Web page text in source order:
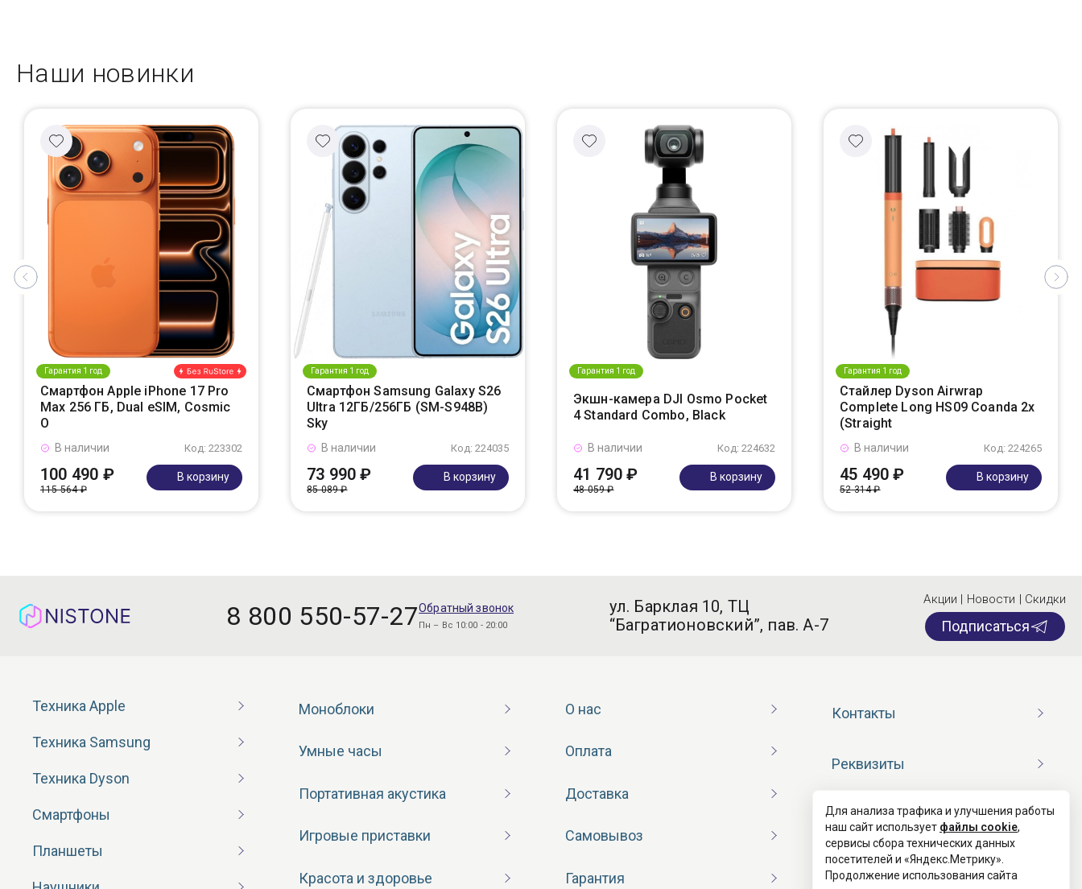
Наши новинки
Гарантия 1 год
Смартфон Apple iPhone 17 Pro
Max 256 ГБ, Dual eSIM, Cosmic
O
Код: 223302
В наличии
100 490 ₽
115 564 ₽
В корзину
Гарантия 1 год
Смартфон Samsung Galaxy S26
Ultra 12ГБ/256ГБ (SM-S948B)
Sky
Код: 224035
В наличии
73 990 ₽
85 089 ₽
В корзину
Гарантия 1 год
Экшн-камера DJI Osmo Pocket
4 Standard Combo, Black
Код: 224632
В наличии
41 790 ₽
48 059 ₽
В корзину
Гарантия 1 год
Стайлер Dyson Airwrap
Complete Long HS09 Coanda 2x
(Straight
Код: 224265
В наличии
45 490 ₽
52 314 ₽
В корзину
8 800 550-57-27Обратный звонок
Пн – Вс 10:00 - 20:00
ул. Барклая 10, ТЦ
“Багратионовский”, пав. А-7
Акции | Новости | Скидки
Подписаться
Техника Apple
Техника Samsung
Техника Dyson
Смартфоны
Планшеты
Моноблоки
Умные часы
Портативная акустика
Игровые приставки
Красота и здоровье
О нас
Оплата
Доставка
Самовывоз
Гарантия
Контакты
Реквизиты
Договор оферты
Согласие на обработку ПД
Для анализа трафика и улучшения работы
наш сайт использует файлы cookie,
сервисы сбора технических данных
посетителей и «Яндекс.Метрику».
Продолжение использования сайта